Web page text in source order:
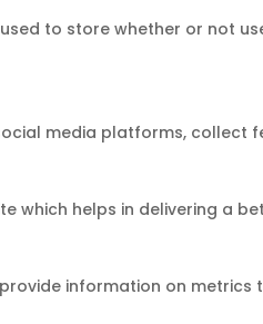
to store whether or not
media platforms,
which helps in delivering a
information on